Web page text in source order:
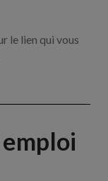
le lien qui vous